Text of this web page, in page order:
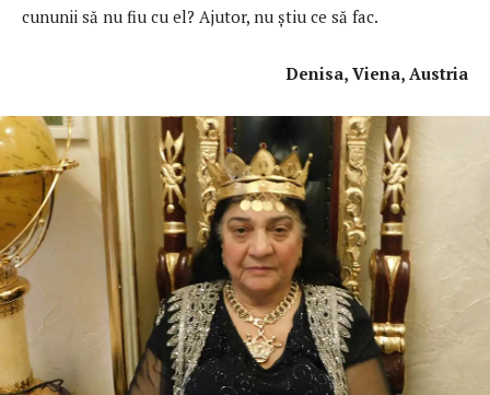
cununii să nu fiu cu el? Ajutor, nu ştiu ce să fac.
Denisa, Viena, Austria